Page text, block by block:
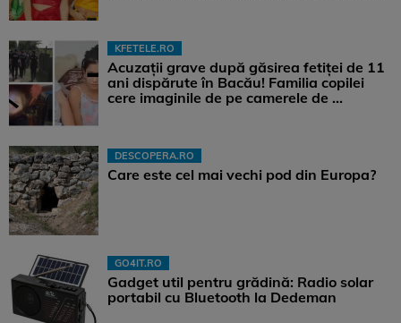
KFETELE.RO
Acuzații grave după găsirea fetiței de 11
ani dispărute în Bacău! Familia copilei
cere imaginile de pe camerele de ...
DESCOPERA.RO
Care este cel mai vechi pod din Europa?
GO4IT.RO
Gadget util pentru grădină: Radio solar
portabil cu Bluetooth la Dedeman